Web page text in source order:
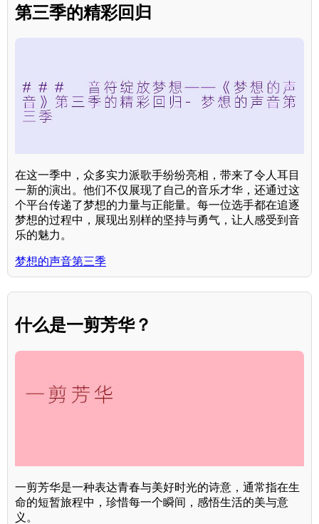
第三季的精彩回归
在这一季中，众多实力派歌手纷纷亮相，带来了令人耳目
一新的演出。他们不仅展现了自己的音乐才华，还通过这
个平台传递了梦想的力量与正能量。每一位选手都在追逐
梦想的过程中，展现出别样的坚持与勇气，让人感受到音
乐的魅力。
梦想的声音第三季
什么是一剪芳华？
一剪芳华是一种表达青春与美好时光的诗意，通常指在生
命的短暂旅程中，珍惜每一个瞬间，感悟生活的美与意
义。